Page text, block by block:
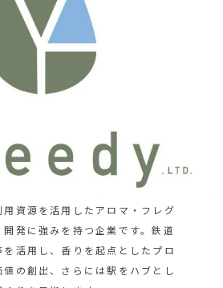
資源を活用したアロマ・フレグ
発に強みを持つ企業です。鉄道
活用し、香りを起点としたプロ
の創出、さらには駅をハブとし